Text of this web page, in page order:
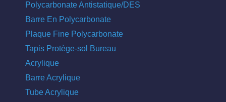
Polycarbonate Antistatique/DES
Barre En Polycarbonate
Plaque Fine Polycarbonate
Tapis Protège-sol Bureau
Acrylique
Barre Acrylique
Tube Acrylique